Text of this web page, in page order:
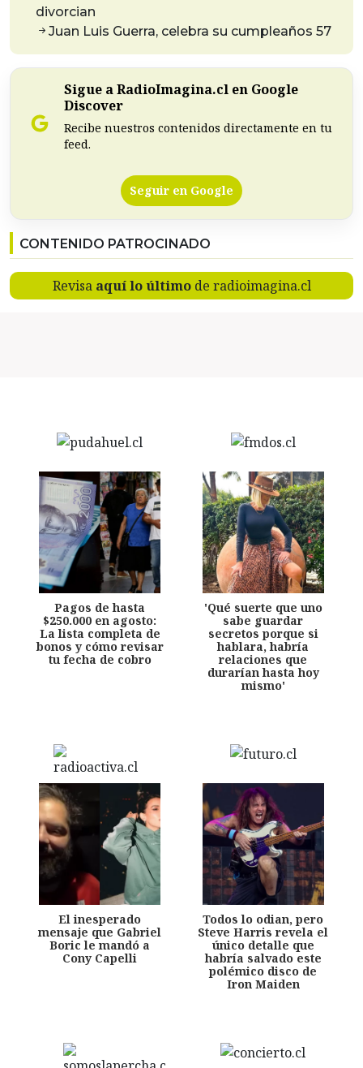
divorcian
Juan Luis Guerra, celebra su cumpleaños 57
Sigue a RadioImagina.cl en Google
Discover
Recibe nuestros contenidos directamente en tu
feed.
Seguir en Google
CONTENIDO PATROCINADO
Revisa aquí lo últimode radioimagina.cl
Pagos de hasta
$250.000 en agosto:
La lista completa de
bonos y cómo revisar
tu fecha de cobro
'Qué suerte que uno
sabe guardar
secretos porque si
hablara, habría
relaciones que
durarían hasta hoy
mismo'
El inesperado
mensaje que Gabriel
Boric le mandó a
Cony Capelli
Todos lo odian, pero
Steve Harris revela el
único detalle que
habría salvado este
polémico disco de
Iron Maiden